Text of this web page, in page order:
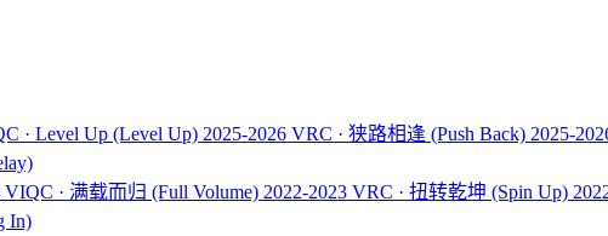
· Level Up (Level Up) 2025-2026 VRC · 狭路相逢 (Push Back) 2025-
VIQC · 满载而归 (Full Volume) 2022-2023 VRC · 扭转乾坤 (Spin Up)
In)